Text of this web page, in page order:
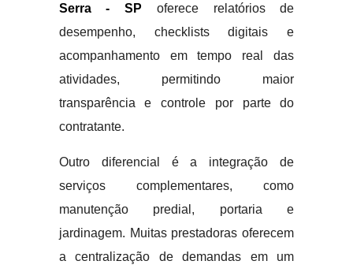
Serra - SP oferece relatórios de
desempenho, checklists digitais e
acompanhamento em tempo real das
atividades, permitindo maior
transparência e controle por parte do
contratante.
Outro diferencial é a integração de
serviços complementares, como
manutenção predial, portaria e
jardinagem. Muitas prestadoras oferecem
a centralização de demandas em um